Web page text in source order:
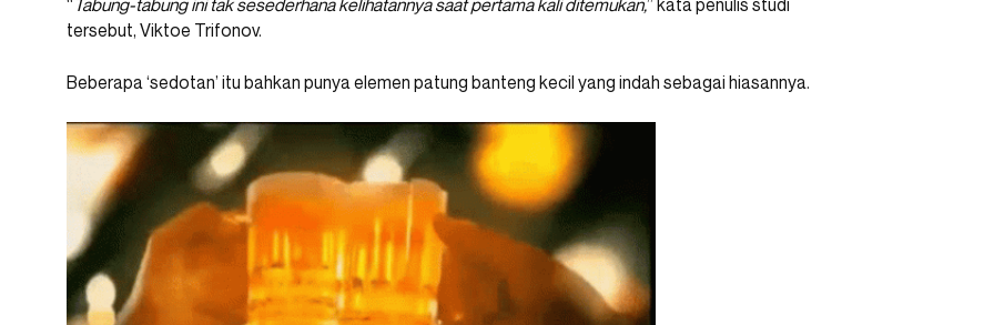
“ Tabung-tabung ini tak sesederhana kelihatannya saat pertama kali ditemukan,” kata penulis studi
tersebut, Viktoe Trifonov.
Beberapa ‘sedotan’ itu bahkan punya elemen patung banteng kecil yang indah sebagai hiasannya.